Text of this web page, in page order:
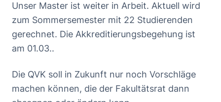
Unser Master ist weiter in Arbeit. Aktuell wird
zum Sommersemester mit 22 Studierenden
gerechnet. Die Akkreditierungsbegehung ist
am 01.03..
Die QVK soll in Zukunft nur noch Vorschläge
machen können, die der Fakultätsrat dann